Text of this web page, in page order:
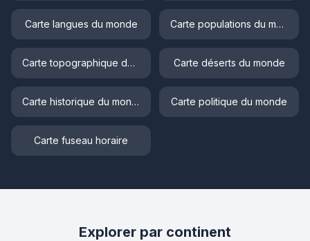
Carte langues du monde Carte populations du monde
Carte topographique du monde Carte déserts du monde
Carte historique du monde Carte politique du monde
Carte fuseau horaire
Explorer par continent